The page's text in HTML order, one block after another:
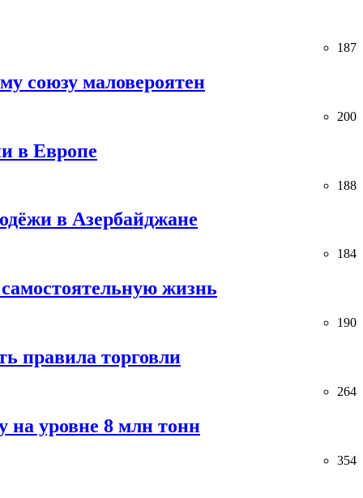
187
союзу маловероятен
200
в Европе
188
в Азербайджане
184
жизнь
190
правила торговли
264
на уровне 8 млн тонн
354